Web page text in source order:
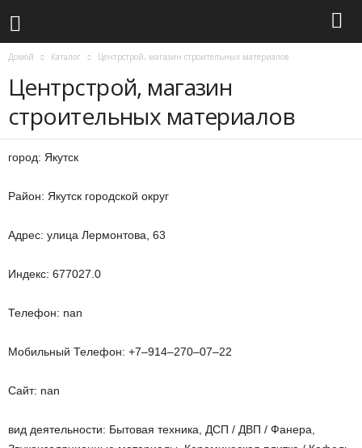
Домой Каталог Центрстрой, магазин строительных материалов
Центрстрой, магазин
строительных материалов
город: Якутск
Район: Якутск городской округ
Адрес: улица Лермонтова, 63
Индекс: 677027.0
Телефон: nan
Мобильный Телефон: +7‒914‒270‒07‒22
Сайт: nan
вид деятельности: Бытовая техника, ДСП / ДВП / Фанера,